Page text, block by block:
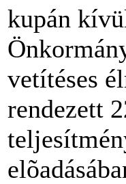
kupán
vetítéses
rendezett